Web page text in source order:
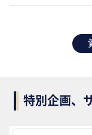
特別企画、